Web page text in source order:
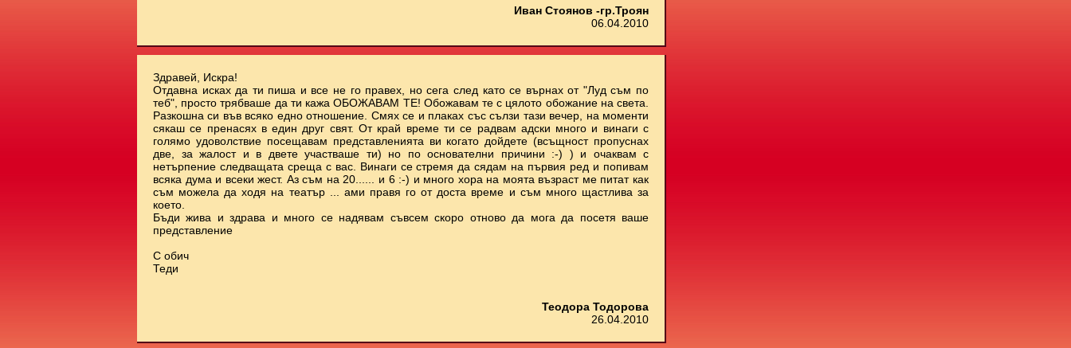
Иван Стоянов -гр.Троян
06.04.2010
Здравей, Искра!
Отдавна исках да ти пиша и все не го правех, но сега след като се върнах от "Луд съм по
теб", просто трябваше да ти кажа ОБОЖАВАМ ТЕ! Обожавам те с цялото обожание на света.
Разкошна си във всяко едно отношение. Смях се и плаках със сълзи тази вечер, на моменти
сякаш се пренасях в един друг свят. От край време ти се радвам адски много и винаги с
голямо удоволствие посещавам представленията ви когато дойдете (всъщност пропуснах
две, за жалост и в двете участваше ти) но по основателни причини :-) ) и очаквам с
нетърпение следващата среща с вас. Винаги се стремя да сядам на първия ред и попивам
всяка дума и всеки жест. Аз съм на 20...... и 6 :-) и много хора на моята възраст ме питат как
съм можела да ходя на театър ... ами правя го от доста време и съм много щастлива за
което.
Бъди жива и здрава и много се надявам съвсем скоро отново да мога да посетя ваше
представление
С обич
Теди
Теодора Тодорова
26.04.2010